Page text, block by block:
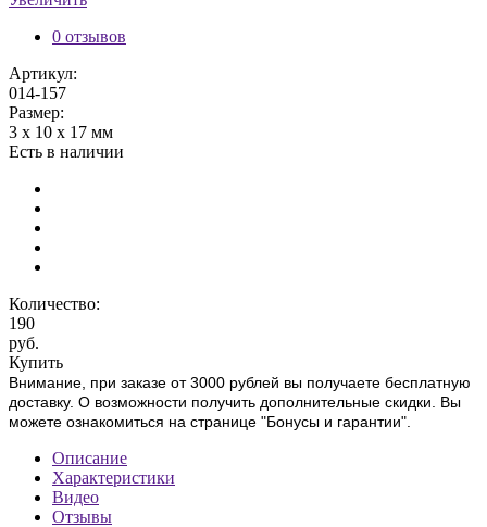
0 отзывов
Артикул:
014-157
Размер:
3 х 10 х 17 мм
Есть в наличии
Количество:
190
руб.
Купить
Внимание, при заказе от 3000 рублей вы получаете бесплатную
доставку. О возможности получить дополнительные скидки. Вы
можете ознакомиться на странице "Бонусы и гарантии".
Описание
Характеристики
Видео
Отзывы